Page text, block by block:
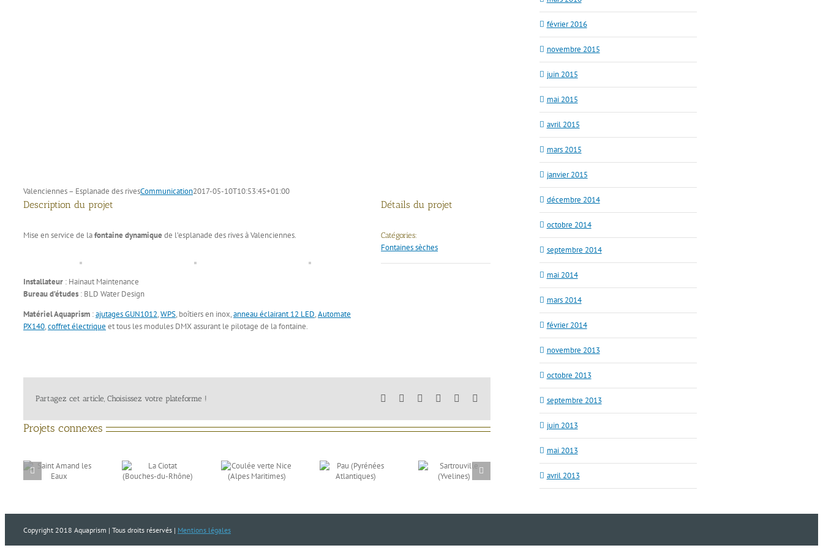
Valenciennes – Esplanade des rivesCommunication2017-05-10T10:53:45+01:00
Description du projet
Mise en service de lafontaine dynamique de l’esplanade des rives à Valenciennes.
Installateur : Hainaut Maintenance
Bureau d’études : BLD Water Design
Matériel Aquaprism :ajutages GUN1012,WPS, boîtiers en inox,anneau éclairant 12 LED,Automate
PX140,coffret électrique et tous les modules DMX assurant le pilotage de la fontaine.
Détails du projet
Catégories:
Fontaines sèches
Partagez cet article, Choisissez votre plateforme ! Facebook LinkedIn
TumblrPinterest
Projets connexes
La Ciotat
Coulée verte
Nice (Alpes
Pau (Pyrénées
Sartrouville
février 2016
novembre 2015
juin 2015
mai 2015
avril 2015
mars 2015
janvier 2015
décembre 2014
octobre 2014
septembre 2014
mai 2014
mars 2014
février 2014
novembre 2013
octobre 2013
septembre 2013
juin 2013
mai 2013
avril 2013
Copyright 2018 Aquaprism | Tous droits réservés | Mentions légales